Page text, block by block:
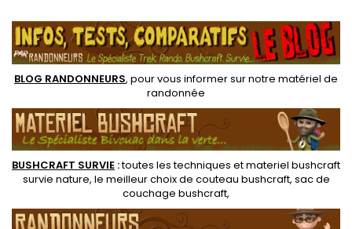
de bâche, tarp ou tapis de
sol
BLOG RANDONNEURS, pour vous informer sur notre matériel de
randonnée
BUSHCRAFT SURVIE :toutes les techniques etmateriel bushcraft
survie nature, le meilleur choix de couteau bushcraft, sac de
couchage bushcraft,